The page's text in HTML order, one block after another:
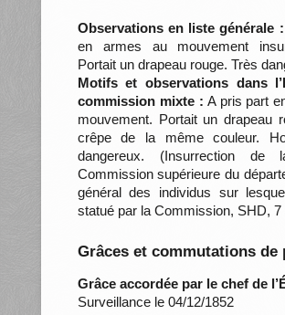
Observations en liste générale :
en armes au mouvement
Portait un drapeau rouge. Très
Motifs et observations dans
commission mixte : A pris part
mouvement. Portait un drapeau
crêpe de la même couleur.
dangereux. (Insurrection de
Commission supérieure du
général des individus sur
statué par la Commission, SHD, 7
Grâces et commutations de
Grâce accordée par le chef de
Surveillance le 04/12/1852